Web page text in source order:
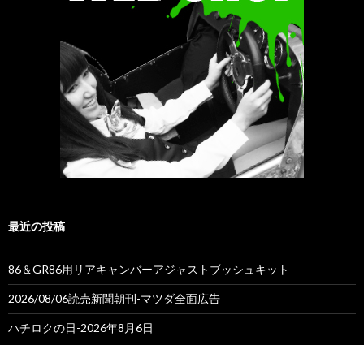
最近の投稿
86＆GR86用リアキャンバーアジャストブッシュキット
2026/08/06読売新聞朝刊-マツダ全面広告
ハチロクの日-2026年8月6日